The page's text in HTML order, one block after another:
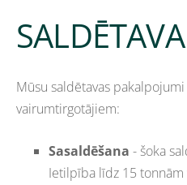
SALDĒTAVA
Mūsu saldētavas
vairumtirgotājiem:
Sasaldēšana - šoka
Ietilpība līdz 15 tonnām